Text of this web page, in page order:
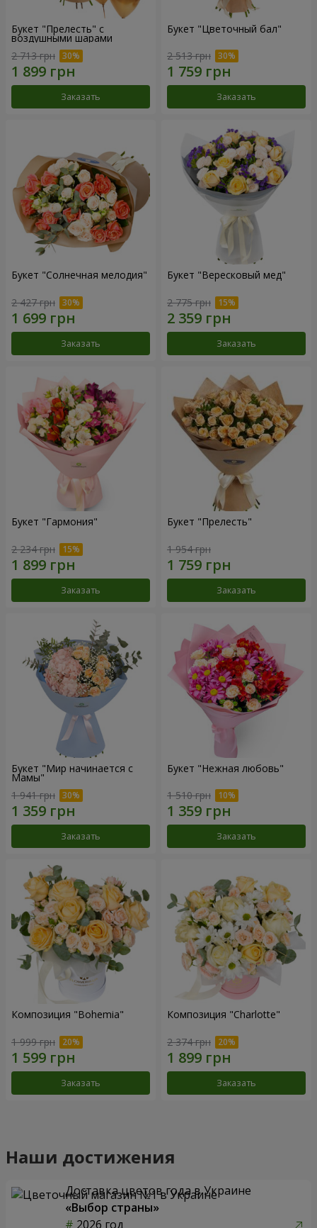
Букет "Прелесть" с
воздушными шарами
2 713 грн
Заказать
Букет "Цветочный бал"
2 513 грн
Заказать
Букет "Солнечная мелодия"
2 427 грн
Заказать
Букет "Вересковый мед"
2 775 грн
Заказать
Букет "Гармония"
2 234 грн
Заказать
Букет "Прелесть"
1 954 грн
Заказать
Букет "Мир начинается с
Мамы"
1 941 грн
Заказать
Букет "Нежная любовь"
1 510 грн
Заказать
Композиция "Bohemia"
1 999 грн
Заказать
Композиция "Charlotte"
2 374 грн
Заказать
Наши достижения
Доставка цветов года в Украине
«Выбор страны»
2026 год